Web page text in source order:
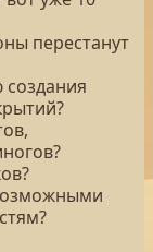
перестанут
создания